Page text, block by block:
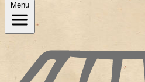
Menu